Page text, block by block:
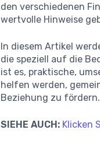
den verschiedenen
wertvolle Hinweise
In diesem Artikel
die speziell auf die
ist es, praktische,
helfen werden,
Beziehung zu fördern.
SIEHE AUCH: Klicken